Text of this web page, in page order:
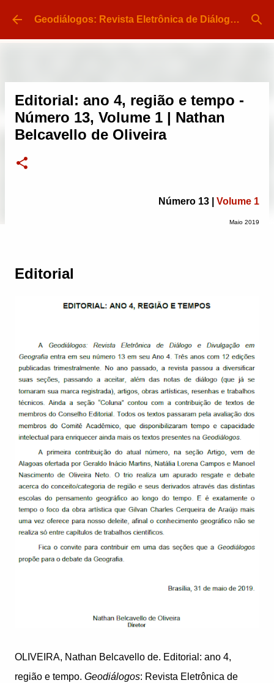
Pular para o conteúdo principal Geodiálogos: Revista Eletrônica de Diálogo e Divulgação em Geografia | ISSN 2448-413X
Editorial: ano 4, região e tempo -
Número 13, Volume 1 | Nathan
Belcavello de Oliveira
Número 13 | Volume 1
Maio 2019
Editorial
OLIVEIRA, Nathan Belcavello de. Editorial: ano 4,
região e tempo. Geodiálogos: Revista Eletrônica de